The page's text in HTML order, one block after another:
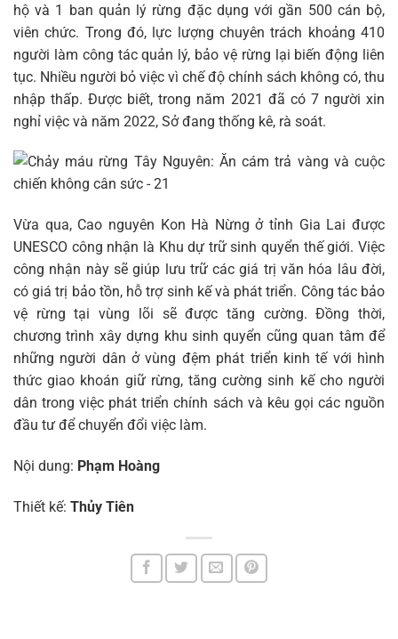
hộ và 1 ban quản lý rừng đặc dụng với gần 500 cán bộ,
viên chức. Trong đó, lực lượng chuyên trách khoảng 410
người làm công tác quản lý, bảo vệ rừng lại biến động liên
tục. Nhiều người bỏ việc vì chế độ chính sách không có, thu
nhập thấp. Được biết, trong năm 2021 đã có 7 người xin
nghỉ việc và năm 2022, Sở đang thống kê, rà soát.
Vừa qua, Cao nguyên Kon Hà Nừng ở tỉnh Gia Lai được
UNESCO công nhận là Khu dự trữ sinh quyển thế giới. Việc
công nhận này sẽ giúp lưu trữ các giá trị văn hóa lâu đời,
có giá trị bảo tồn, hỗ trợ sinh kế và phát triển. Công tác bảo
vệ rừng tại vùng lõi sẽ được tăng cường. Đồng thời,
chương trình xây dựng khu sinh quyển cũng quan tâm để
những người dân ở vùng đệm phát triển kinh tế với hình
thức giao khoán giữ rừng, tăng cường sinh kế cho người
dân trong việc phát triển chính sách và kêu gọi các nguồn
đầu tư để chuyển đổi việc làm.
Nội dung: Phạm Hoàng
Thiết kế: Thủy Tiên